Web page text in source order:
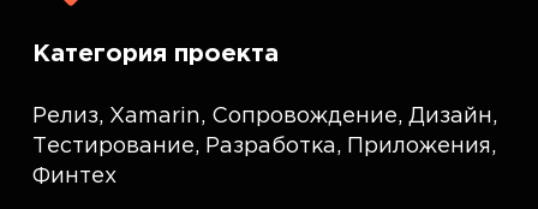
Категория проекта
Релиз, Xamarin, Сопровождение, Дизайн,
Тестирование, Разработка, Приложения,
Финтех